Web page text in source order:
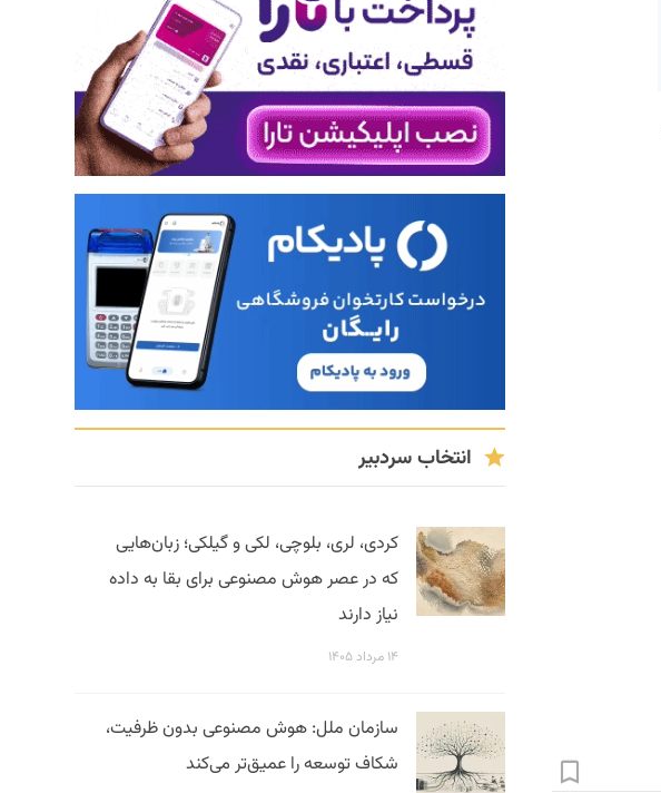
انتخاب سردبیر
کردی، لری، بلوچی، لکی و گیلکی؛ زبان‌هایی
که در عصر هوش مصنوعی برای بقا به داده
نیاز دارند
۱۴ مرداد ۱۴۰۵
سازمان ملل: هوش مصنوعی بدون ظرفیت،
شکاف توسعه را عمیق‌تر می‌کند